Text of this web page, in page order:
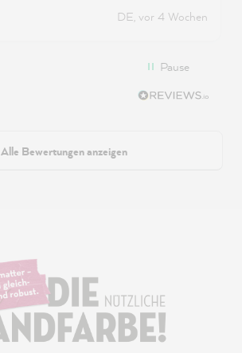
DE, vor 4 Wochen
Pause
Alle Bewertungen anzeigen